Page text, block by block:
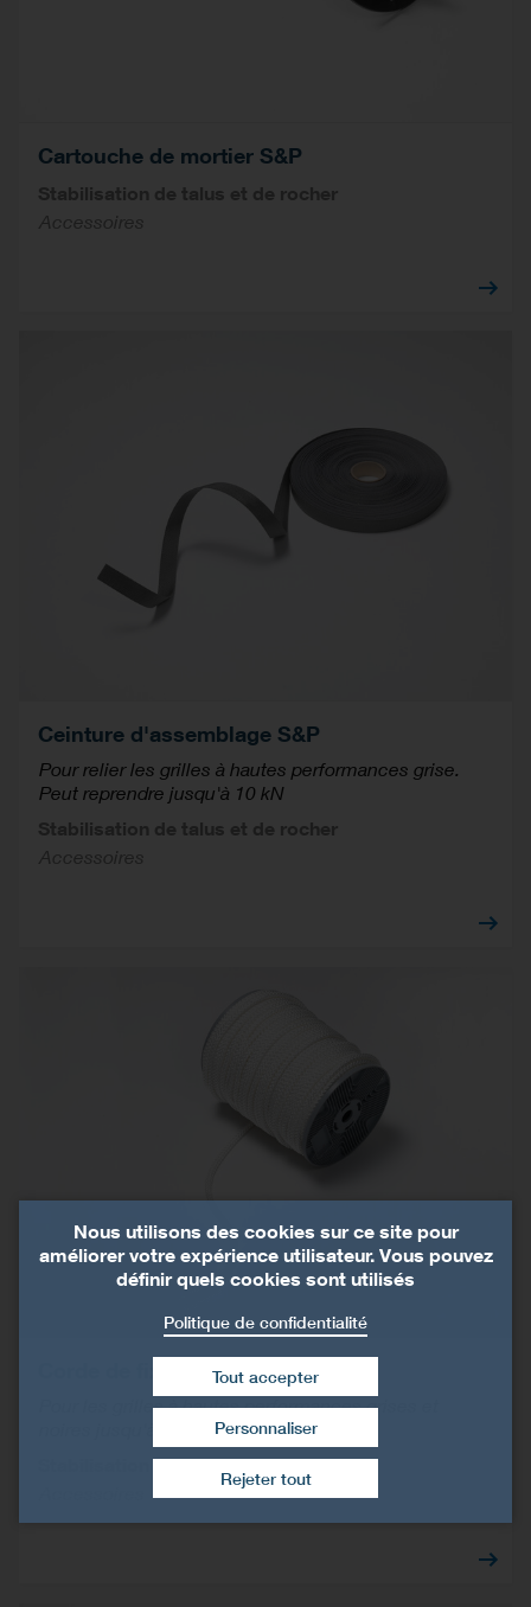
Cartouche de mortier S&P
Stabilisation de talus et de rocher
Accessoires
Ceinture d'assemblage S&P
Pour relier les grilles à hautes performances grise.
Peut reprendre jusqu'à 10 kN
Stabilisation de talus et de rocher
Accessoires
Corde de fixation S&P
Pour les grilles à hautes performances grises et
Stabilisation de talus et de rocher
Nous utilisons des cookies sur ce site pour
améliorer votre expérience utilisateur. Vous pouvez
définir quels cookies sont utilisés
Politique de confidentialité
Rejeter tout
Tout accepter
Retirer le consentement
Personnaliser